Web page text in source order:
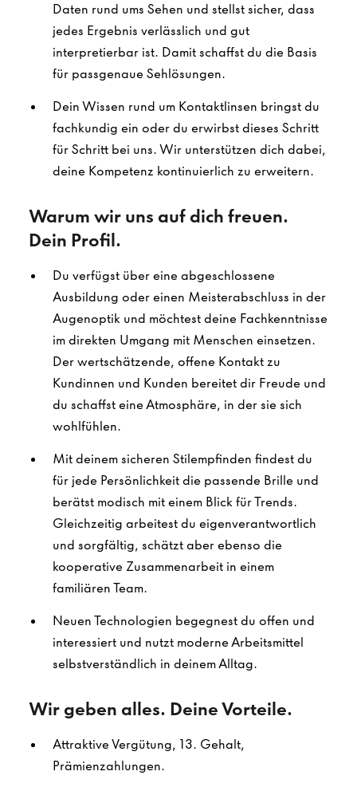
Daten rund ums Sehen und stellst sicher, dass
jedes Ergebnis verlässlich und gut
interpretierbar ist. Damit schaffst du die Basis
für passgenaue Sehlösungen.
Dein Wissen rund um Kontaktlinsen bringst du
fachkundig ein oder du erwirbst dieses Schritt
für Schritt bei uns. Wir unterstützen dich dabei,
deine Kompetenz kontinuierlich zu erweitern.
Warum wir uns auf dich freuen.
Dein Profil.
Du verfügst über eine abgeschlossene
Ausbildung oder einen Meisterabschluss in der
Augenoptik und möchtest deine Fachkenntnisse
im direkten Umgang mit Menschen einsetzen.
Der wertschätzende, offene Kontakt zu
Kundinnen und Kunden bereitet dir Freude und
du schaffst eine Atmosphäre, in der sie sich
wohlfühlen.
Mit deinem sicheren Stilempfinden findest du
für jede Persönlichkeit die passende Brille und
berätst modisch mit einem Blick für Trends.
Gleichzeitig arbeitest du eigenverantwortlich
und sorgfältig, schätzt aber ebenso die
kooperative Zusammenarbeit in einem
familiären Team.
Neuen Technologien begegnest du offen und
interessiert und nutzt moderne Arbeitsmittel
selbstverständlich in deinem Alltag.
Wir geben alles. Deine Vorteile.
Attraktive Vergütung, 13. Gehalt,
Prämienzahlungen.